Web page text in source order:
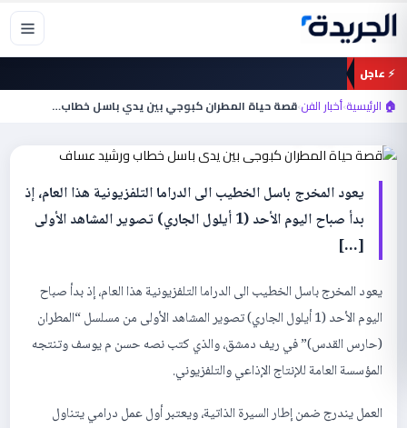
تخطي
المحتوى
⚡ عاجل
🏠 الرئيسية›أخبار الفن›قصة حياة المطران كبوجي بين يدي باسل خطاب…
أخبار الفن
قصة حياة المطران كبوجي بين يدي باسل
يعود المخرج باسل الخطيب الى الدراما التلفزيونية هذا العام، إذ
بدأ صباح اليوم الأحد (1 أيلول الجاري) تصوير المشاهد الأولى
[…]
يعود المخرج باسل الخطيب الى الدراما التلفزيونية هذا العام، إذ بدأ صباح
اليوم الأحد (1 أيلول الجاري) تصوير المشاهد الأولى من مسلسل “المطران
(حارس القدس)” في ريف دمشق، والذي كتب نصه حسن م يوسف وتنتجه
المؤسسة العامة للإنتاج الإذاعي والتلفزيوني.
العمل يندرج ضمن إطار السيرة الذاتية، ويعتبر أول عمل درامي يتناول